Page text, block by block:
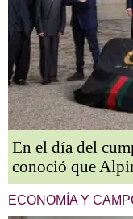
En el día del
conoció que
ECONOMÍA Y